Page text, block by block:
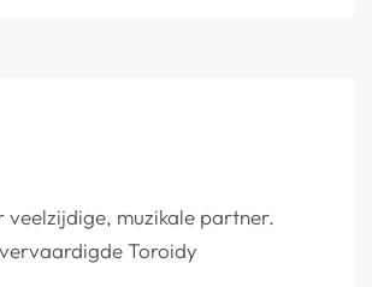
veelzijdige, muzikale partner.
Toroidy